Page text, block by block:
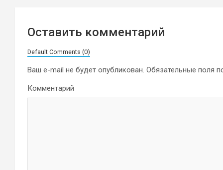
Оставить комментарий
Default Comments (0)
Ваш e-mail не будет опубликован. Обязательные поля
Комментарий